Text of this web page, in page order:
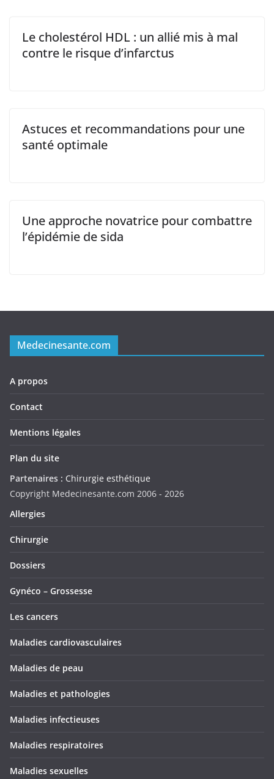
Le cholestérol HDL : un allié mis à mal
contre le risque d’infarctus
Astuces et recommandations pour une
santé optimale
Une approche novatrice pour combattre
l’épidémie de sida
Medecinesante.com
A propos
Contact
Mentions légales
Plan du site
Partenaires : Chirurgie esthétique
Copyright Medecinesante.com 2006 - 2026
Allergies
Chirurgie
Dossiers
Gynéco – Grossesse
Les cancers
Maladies cardiovasculaires
Maladies de peau
Maladies et pathologies
Maladies infectieuses
Maladies respiratoires
Maladies sexuelles